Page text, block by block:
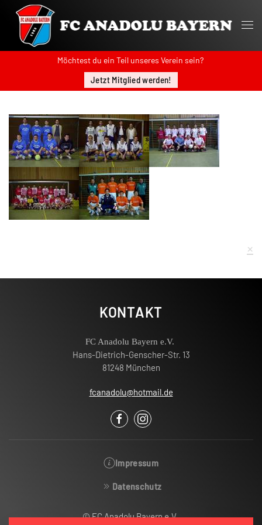
Möchtest du ein Teil unseres Verein sein?
Jetzt Mitglied werden!
×
KONTAKT
FC Anadolu Bayern e.V.
Hans-Dietrich-Genscher-Str. 13
81248 München
fcanadolu@hotmail.de
Impressum
Datenschutz
© FC Anadolu Bayern e.V.